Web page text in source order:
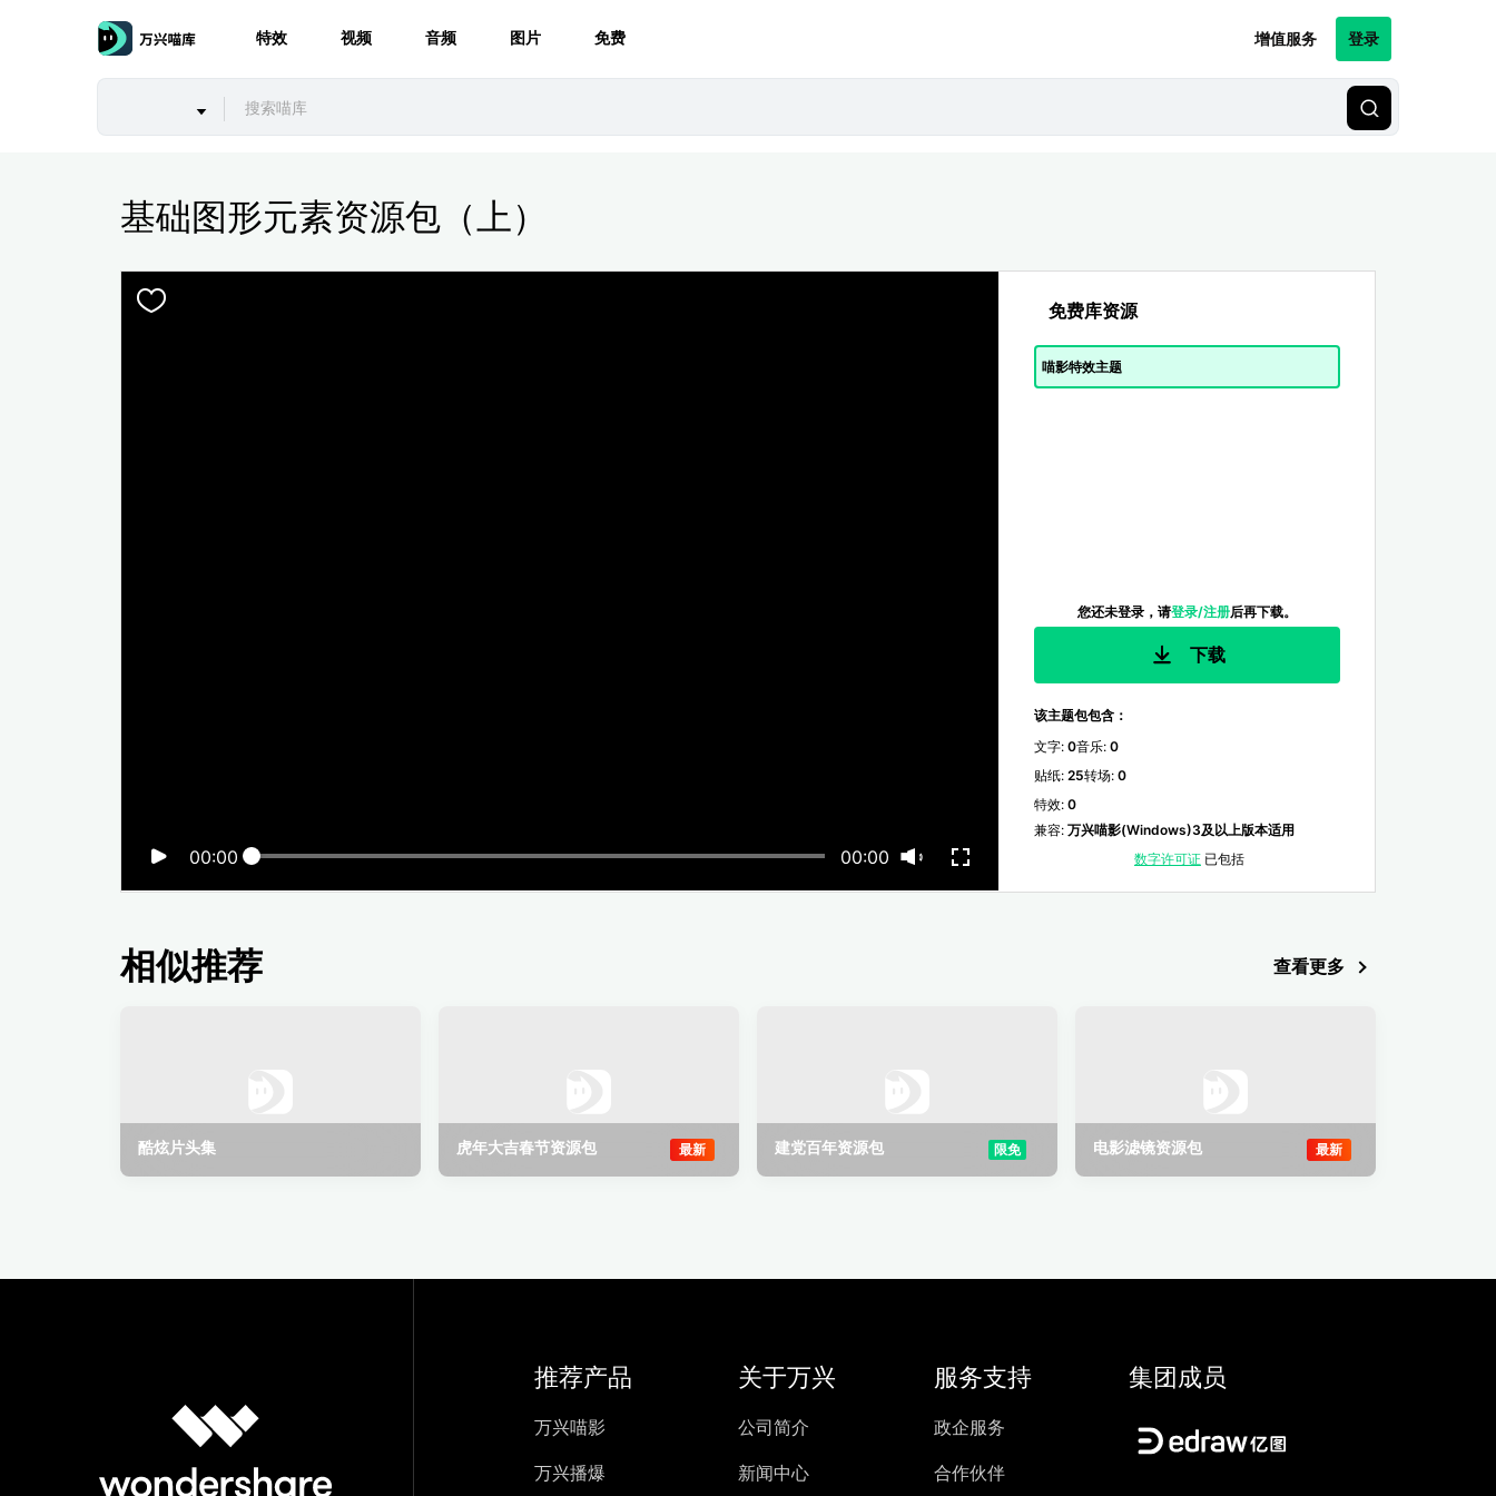
特效 视频 音频 图片 免费 增值服务 登录
基础图形元素资源包（上）
00:00 00:00
免费库资源
喵影特效主题
您还未登录，请登录/注册后再下载。
下载
该主题包包含：
文字: 0音乐: 0
贴纸: 25转场: 0
特效: 0
兼容: 万兴喵影(Windows)3及以上版本适用
数字许可证已包括
相似推荐 查看更多
酷炫片头集 虎年大吉春节资源包 最新 建党百年资源包 限免 电影滤镜资源包 最新
推荐产品
万兴喵影
万兴播爆
关于万兴
公司简介
新闻中心
服务支持
政企服务
合作伙伴
集团成员